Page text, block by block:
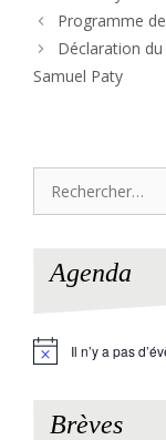
Programme
Déclaration du
Samuel Paty
Agenda
N
Il n’y a pas
Brèves